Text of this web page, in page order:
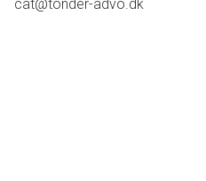
cat@tonder-advo.dk